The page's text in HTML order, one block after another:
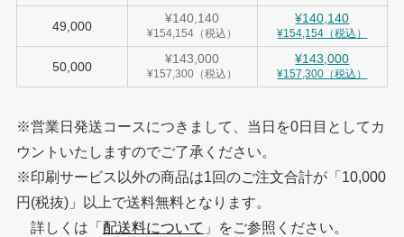
49,000
¥140,140
¥154,154（税込）
¥140,140
¥154,154（税込）
50,000
¥143,000
¥157,300（税込）
¥143,000
¥157,300（税込）
※営業日発送コースにつきまして、当日を0日目としてカ
ウントいたしますのでご了承ください。
※印刷サービス以外の商品は1回のご注文合計が「10,000
円(税抜)」以上で送料無料となります。
詳しくは「 配送料について 」をご参照ください。